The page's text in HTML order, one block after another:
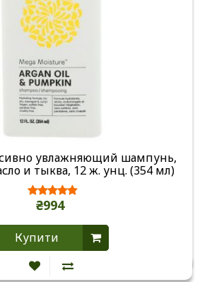
увлажняющий шампунь,
и тыква, 12 ж. унц. (354 мл)
₴994
Купити